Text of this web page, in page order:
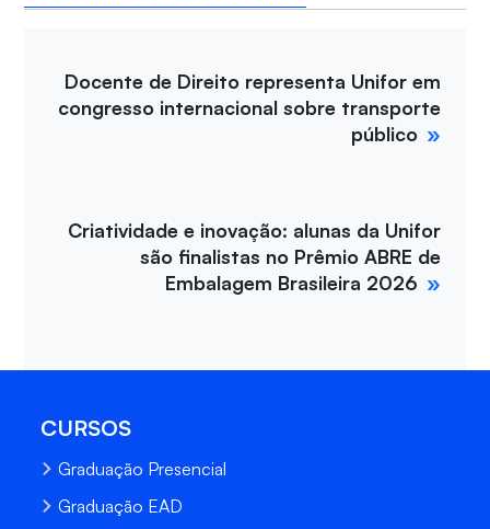
Docente de Direito representa Unifor em
congresso internacional sobre transporte
público
Criatividade e inovação: alunas da Unifor
são finalistas no Prêmio ABRE de
Embalagem Brasileira 2026
CURSOS
Graduação Presencial
Graduação EAD